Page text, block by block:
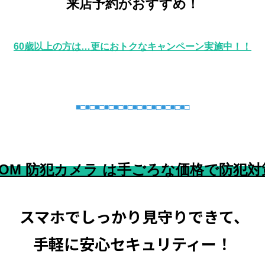
来店予約がおすすめ！
60歳以上の方は…更におトクなキャンペーン実施中！！
■□■□■□■□■□■□■□■□■□■□■□■□
防犯カメラ は手ごろな価格で防犯対
スマホでしっかり見守りできて、
手軽に安心セキュリティー！